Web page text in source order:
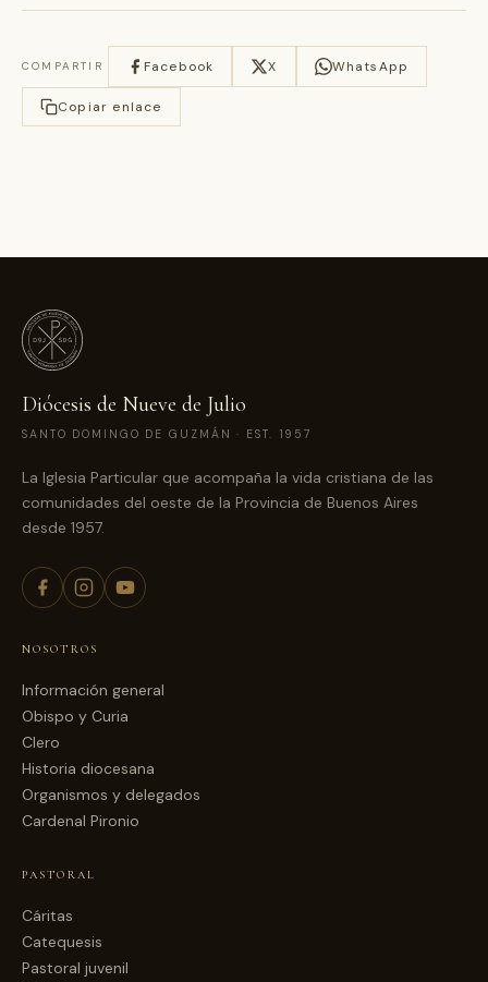
COMPARTIR Facebook X WhatsApp
Copiar enlace
Diócesis de Nueve de Julio
SANTO DOMINGO DE GUZMÁN · EST. 1957
La Iglesia Particular que acompaña la vida cristiana de las
comunidades del oeste de la Provincia de Buenos Aires
desde 1957.
NOSOTROS
Información general
Obispo y Curia
Clero
Historia diocesana
Organismos y delegados
Cardenal Pironio
PASTORAL
Cáritas
Catequesis
Pastoral juvenil